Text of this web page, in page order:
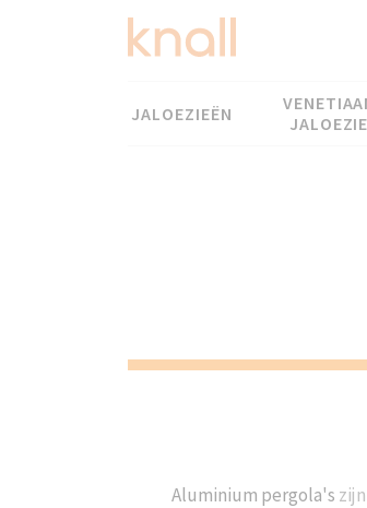
Menu
JALOEZIEËN
Aluminium pergola's